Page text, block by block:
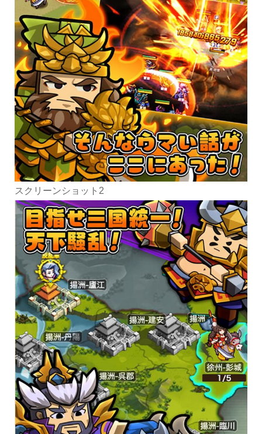
スクリーンショット2